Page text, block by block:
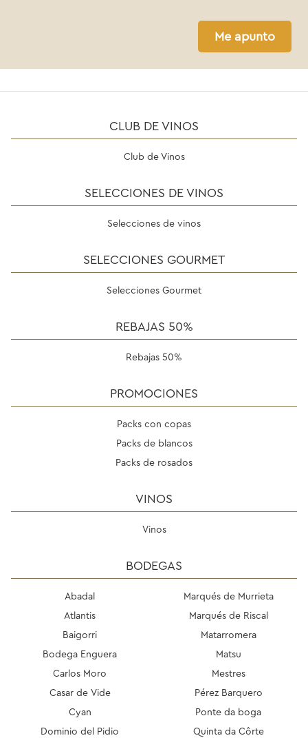
Me apunto
CLUB DE VINOS
Club de Vinos
SELECCIONES DE VINOS
Selecciones de vinos
SELECCIONES GOURMET
Selecciones Gourmet
REBAJAS 50%
Rebajas 50%
PROMOCIONES
Packs con copas
Packs de blancos
Packs de rosados
VINOS
Vinos
BODEGAS
Abadal
Atlantis
Baigorri
Bodega Enguera
Carlos Moro
Casar de Vide
Cyan
Dominio del Pidio
Marqués de Murrieta
Marqués de Riscal
Matarromera
Matsu
Mestres
Pérez Barquero
Ponte da boga
Quinta da Côrte